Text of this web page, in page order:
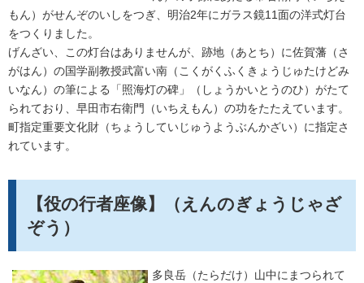
もん）がせんぞのいしをつぎ、明治2年にガラス鏡11面の洋式灯台
をつくりました。
げんざい、この灯台はありませんが、跡地（あとち）に佐賀藩（さ
がはん）の国学副教授武富い南（こくがくふくきょうじゅたけどみ
いなん）の筆による「照海灯の碑」（しょうかいとうのひ）がたて
られており、早田市右衛門（いちえもん）の功をたたえています。
町指定重要文化財（ちょうしていじゅうようぶんかざい）に指定さ
れています。
【役の行者座像】（えんのぎょうじゃざ
ぞう）
多良岳（たらだけ）山中にまつられて